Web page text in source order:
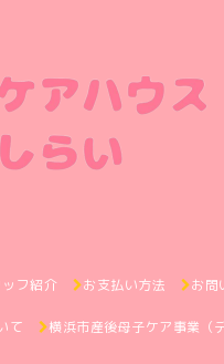
ッフ紹介 お支払い方法 お問
て 横浜市産後母子ケア事業（